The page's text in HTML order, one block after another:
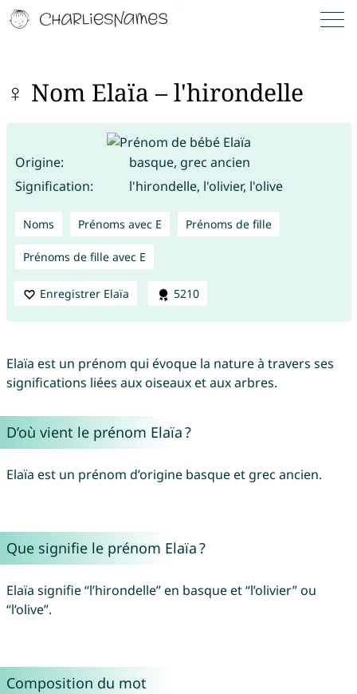
♀ Nom Elaïa – l'hirondelle
Origine:
basque, grec ancien
Signification:
l'hirondelle, l'olivier, l'olive
Noms Prénoms avec E Prénoms de fille
Prénoms de fille avec E
Enregistrer Elaïa 5210
Elaïa est un prénom qui évoque la nature à travers ses
significations liées aux oiseaux et aux arbres.
D’où vient le prénom Elaïa ?
Elaïa est un prénom d’origine basque et grec ancien.
Que signifie le prénom Elaïa ?
Elaïa signifie “l’hirondelle” en basque et “l’olivier” ou
“l’olive”.
Composition du mot